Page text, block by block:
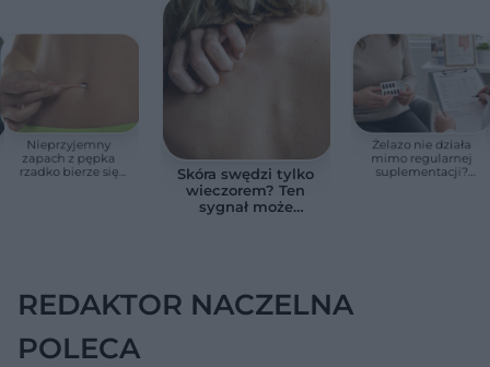
Nieprzyjemny
zapach z pępka
rzadko bierze się
Skóra swędzi tylko
wieczorem? Ten
sygnał może
Żelazo nie działa
mimo regularnej
suplementacji?
REDAKTOR NACZELNA
POLECA